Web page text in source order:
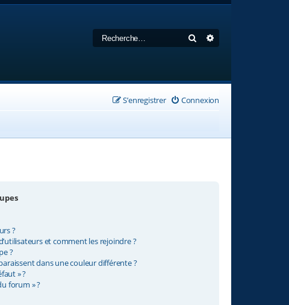
Rechercher
Connexion
S’enregistrer
?
et comment les rejoindre ?
?
dans une couleur différente ?
» ?
forum » ?